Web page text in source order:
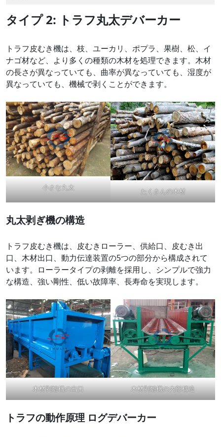
タイプ 2: トラフ丸太デバーカー
トラフ皮むき機は、枝、ユーカリ、ポプラ、果樹、松、イ
ナゴ材など、より多くの種類の木材を処理できます。木材
の長さが異なっていても、曲率が異なっていても、湿度が
異なっていても、機械で剥くことができます。
小さな丸太 たくさんの木材
丸太剥ぎ機の構造
トラフ皮むき機は、皮むきローラー、供給口、皮むき出
口、木材出口、動力伝達装置の5つの部分から構成されて
います。ローラータイプの剥離を採用し、シンプルで強力
な構造、強い剛性、低い故障率、長寿命を実現します。
木材剥離機の出口 木材剥離機の内部構造
トラフの動作原理 ログデバーカー